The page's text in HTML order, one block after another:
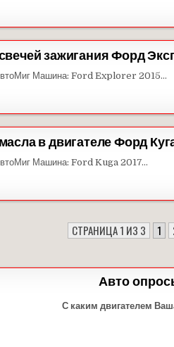
зажигания Форд
Машина: Ford Explorer 2015…
в двигателе Форд
Машина: Ford Kuga 2017…
СТРАНИЦА 1 ИЗ 3 1
Авто
С каким двигателем